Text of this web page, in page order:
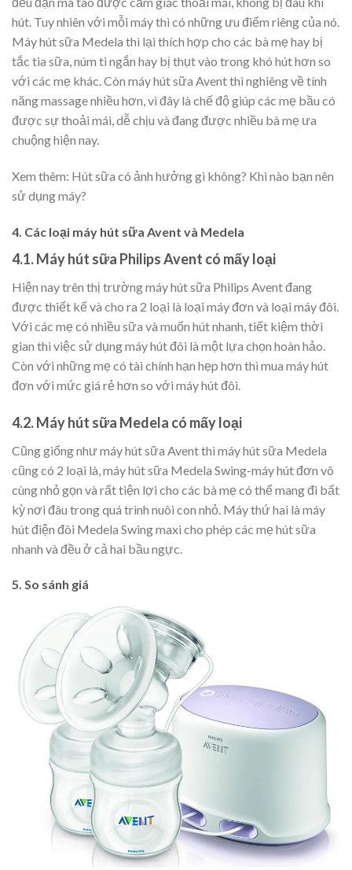
hút. Tuy nhiên với mỗi máy thì có những ưu điểm riêng của nó.
Máy hút sữa Medela thì lại thích hợp cho các bà mẹ hay bị
tắc tia sữa, núm ti ngắn hay bị thụt vào trong khó hút hơn so
với các mẹ khác. Còn máy hút sữa Avent thì nghiêng về tính
năng massage nhiều hơn, vì đây là chế độ giúp các mẹ bầu có
được sự thoải mái, dễ chịu và đang được nhiều bà mẹ ưa
chuộng hiện nay.
Xem thêm: Hút sữa có ảnh hưởng gì không? Khi nào bạn nên
sử dụng máy?
4. Các loại máy hút sữa Avent và Medela
4.1. Máy hút sữa Philips Avent có mấy loại
Hiện nay trên thị trường máy hút sữa Philips Avent đang
được thiết kế và cho ra 2 loại là loại máy đơn và loại máy đôi.
Với các mẹ có nhiều sữa và muốn hút nhanh, tiết kiệm thời
gian thì việc sử dụng máy hút đôi là một lựa chọn hoàn hảo.
Còn với những mẹ có tài chính hạn hẹp hơn thì mua máy hút
đơn với mức giá rẻ hơn so với máy hút đôi.
4.2. Máy hút sữa Medela có mấy loại
Cũng giống như máy hút sữa Avent thì máy hút sữa Medela
cũng có 2 loại là, máy hút sữa Medela Swing-máy hút đơn vô
cùng nhỏ gọn và rất tiện lợi cho các bà mẹ có thể mang đi bất
kỳ nơi đâu trong quá trình nuôi con nhỏ. Máy thứ hai là máy
hút điện đôi Medela Swing maxi cho phép các mẹ hút sữa
nhanh và đều ở cả hai bầu ngực.
5. So sánh giá